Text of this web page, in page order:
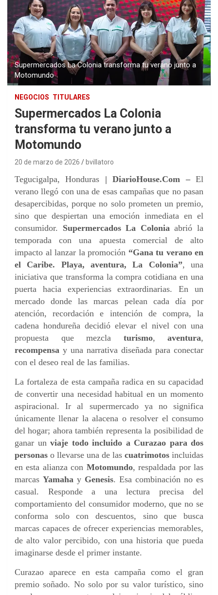
Supermercados La Colonia transforma tu verano junto a
Motomundo
NEGOCIOS TITULARES
Supermercados La Colonia
transforma tu verano junto a
Motomundo
20 de marzo de 2026 bvillatoro
Tegucigalpa, Honduras | DiarioHouse.Com –El
verano llegó con una de esas campañas que no pasan
desapercibidas, porque no solo prometen un premio,
sino que despiertan una emoción inmediata en el
consumidor. Supermercados La Coloniaabrió la
temporada con una apuesta comercial de alto
impacto al lanzar la promoción “Gana tu verano en
el Caribe. Playa, aventura, La Colonia”, una
iniciativa que transforma la compra cotidiana en una
puerta hacia experiencias extraordinarias. En un
mercado donde las marcas pelean cada día por
atención, recordación e intención de compra, la
cadena hondureña decidió elevar el nivel con una
propuesta que mezcla turismo, aventura,
recompensa y una narrativa diseñada para conectar
con el deseo real de las familias.
La fortaleza de esta campaña radica en su capacidad
de convertir una necesidad habitual en un momento
aspiracional. Ir al supermercado ya no significa
únicamente llenar la alacena o resolver el consumo
del hogar; ahora también representa la posibilidad de
ganar un viaje todo incluido a Curazao para dos
personas o llevarse una de las cuatrimotos incluidas
en esta alianza con Motomundo, respaldada por las
marcas Yamaha y Genesis. Esa combinación no es
casual. Responde a una lectura precisa del
comportamiento del consumidor moderno, que no se
conforma solo con descuentos, sino que busca
marcas capaces de ofrecer experiencias memorables,
de alto valor percibido, con una historia que pueda
imaginarse desde el primer instante.
Curazao aparece en esta campaña como el gran
premio soñado. No solo por su valor turístico, sino